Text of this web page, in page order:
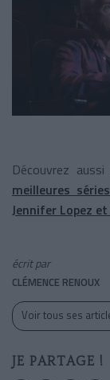
Découvrez aussi
meilleures
Jennifer Lopez
écrit par
CLÉMENCE RENOUX
Voir tous ses
JE PARTAGE !